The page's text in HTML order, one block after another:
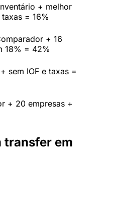
+ melhor
= 16%
+ 16
18% = 42%
sem IOF e taxas =
+ 20 empresas +
transfer em